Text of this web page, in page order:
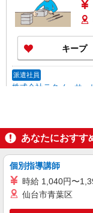
キープ
派遣社員
株式会社テクノ・サー
派遣社員
株式会社テクノ・サー
あなたにおすす
個別指導講師
時給 1,040円〜
仙台市青葉区